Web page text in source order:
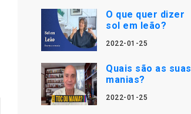
O que quer dizer
sol em leão?
2022-01-25
Quais são as suas
manias?
2022-01-25